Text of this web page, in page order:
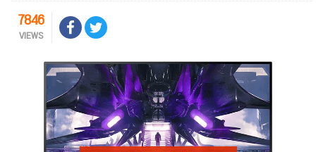
7846
VIEWS